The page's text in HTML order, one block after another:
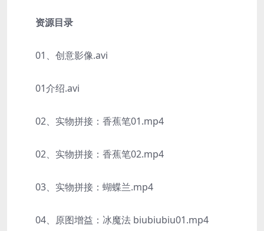
资源目录
01、创意影像.avi
01介绍.avi
02、实物拼接：香蕉笔01.mp4
02、实物拼接：香蕉笔02.mp4
03、实物拼接：蝴蝶兰.mp4
04、原图增益：冰魔法 biubiubiu01.mp4